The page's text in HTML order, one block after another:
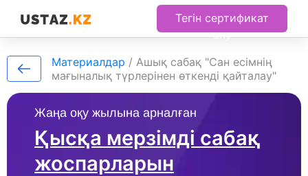
Тегін сертификат
алу
Жаңа оқу жылына арналған
Қысқа мерзімді сабақ
жоспарларын
Материалдар / Ашық сабақ "Сан есімнің
мағыналық түрлерінен өткенді қайталау"